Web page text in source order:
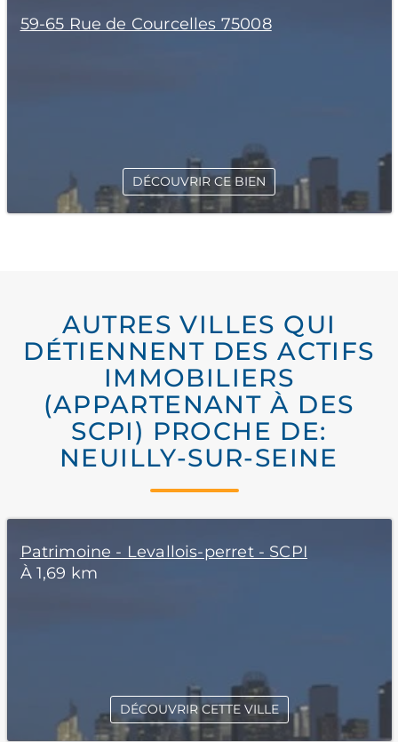
59-65 Rue de Courcelles 75008
DÉCOUVRIR CE BIEN
AUTRES VILLES QUI
DÉTIENNENT DES ACTIFS
IMMOBILIERS
(APPARTENANT À DES
SCPI) PROCHE DE:
NEUILLY-SUR-SEINE
Patrimoine - Levallois-perret - SCPI
À 1,69 km
DÉCOUVRIR CETTE VILLE